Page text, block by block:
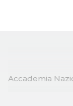
Accademia